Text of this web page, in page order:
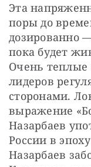
Эта
поры до
дозированно
пока будет
Очень теплые
лидеров
сторонами.
выражение
Назарбаев
России в
Назарбаев